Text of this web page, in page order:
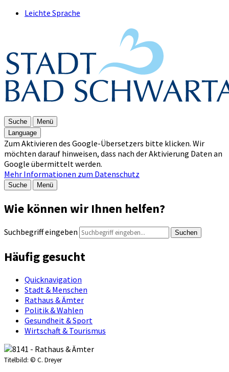
Leichte Sprache
Suche
Menü
Language
Zum Aktivieren des Google-Übersetzers bitte klicken. Wir
möchten darauf hinweisen, dass nach der Aktivierung Daten an
Google übermittelt werden.
Mehr Informationen zum Datenschutz
Suche Menü
Wie können wir Ihnen helfen?
Suchbegriff eingeben Suchen
Häufig gesucht
Quicknavigation
Stadt & Menschen
Rathaus & Ämter
Politik & Wahlen
Gesundheit & Sport
Wirtschaft & Tourismus
Titelbild: © C. Dreyer